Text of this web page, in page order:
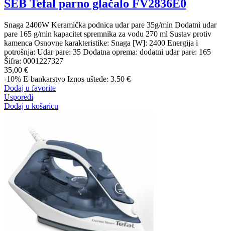
SEB Tefal parno glačalo FV2836E0
Snaga 2400W Keramička podnica udar pare 35g/min Dodatni udar
pare 165 g/min kapacitet spremnika za vodu 270 ml Sustav protiv
kamenca Osnovne karakteristike: Snaga [W]: 2400 Energija i
potrošnja: Udar pare: 35 Dodatna oprema: dodatni udar pare: 165
Šifra: 0001227327
35,00 €
-10% E-bankarstvo Iznos uštede: 3.50 €
Dodaj u favorite
Usporedi
Dodaj u košaricu